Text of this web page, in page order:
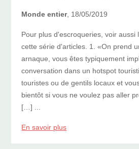
Monde entier, 18/05/2019
Pour plus d'escroqueries, voir aussi
cette série d'articles. 1. «On prend
arnaque, vous êtes typiquement
conversation dans un hotspot
touristes ou de gentils locaux et
bientôt si vous ne voulez pas aller
[…] ...
En savoir plus